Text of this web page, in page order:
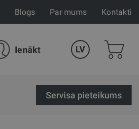
Blogs Par mums Kontakti
Ienākt LV
Servisa pieteikums